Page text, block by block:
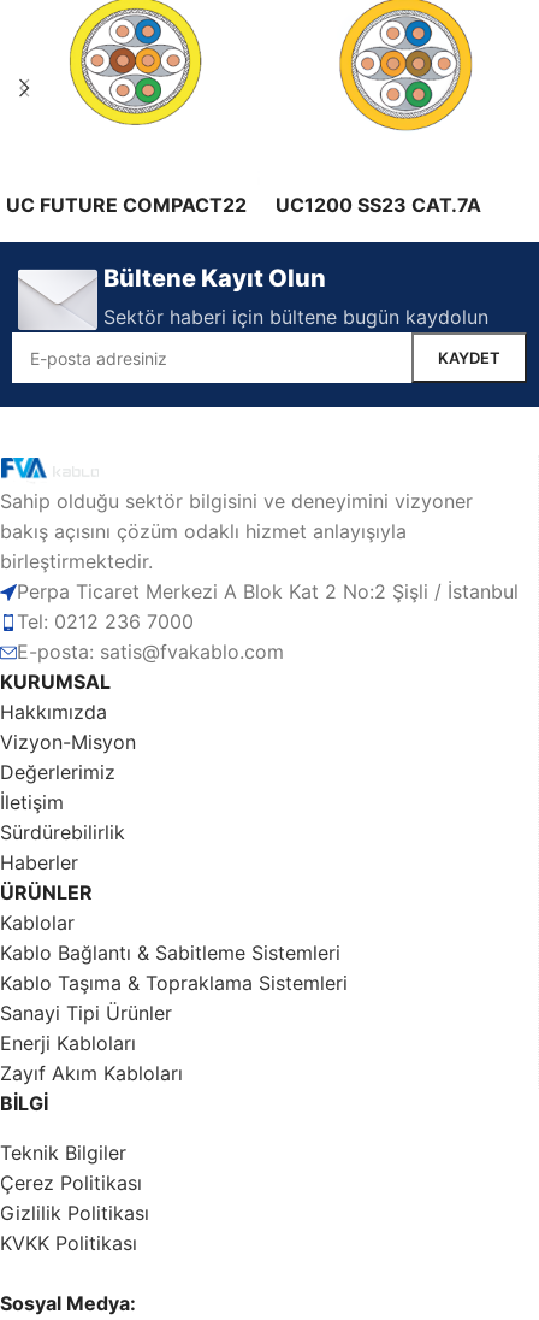
UC FUTURE COMPACT22
UC1200 SS23 CAT.7A
Bültene Kayıt Olun
Sektör haberi için bültene bugün kaydolun
Sahip olduğu sektör bilgisini ve deneyimini vizyoner
bakış açısını çözüm odaklı hizmet anlayışıyla
birleştirmektedir.
Perpa Ticaret Merkezi A Blok Kat 2 No:2 Şişli / İstanbul
Tel: 0212 236 7000
E-posta: satis@fvakablo.com
KURUMSAL
Hakkımızda
Vizyon-Misyon
Değerlerimiz
İletişim
Sürdürebilirlik
Haberler
ÜRÜNLER
Kablolar
Kablo Bağlantı & Sabitleme Sistemleri
Kablo Taşıma & Topraklama Sistemleri
Sanayi Tipi Ürünler
Enerji Kabloları
Zayıf Akım Kabloları
BİLGİ
Teknik Bilgiler
Çerez Politikası
Gizlilik Politikası
KVKK Politikası
Sosyal Medya: